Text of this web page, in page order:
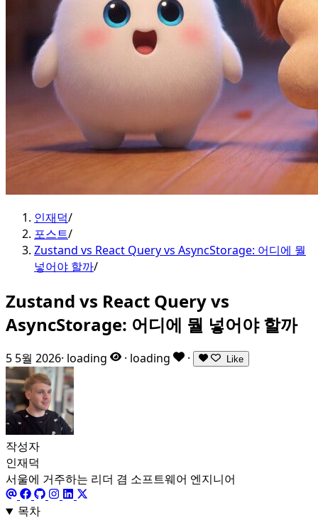
인재덕/
포스트/
Zustand vs React Query vs AsyncStorage: 어디에 뭘
넣어야 할까/
Zustand vs React Query vs
AsyncStorage: 어디에 뭘 넣어야 할까
5 5월 2026· loading · loading · Like
작성자
인재덕
서울에 거주하는 리더 겸 소프트웨어 엔지니어
목차